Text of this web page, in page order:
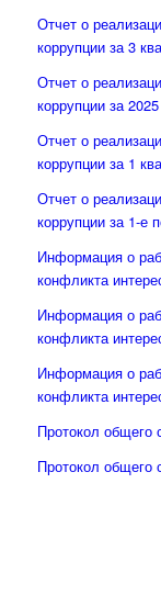
Отчет о
коррупции за 3
Отчет о
коррупции за
Отчет о
коррупции за 1
Отчет о
коррупции за 1-е
Информация о
конфликта
Информация о
конфликта
Информация о
конфликта
Протокол общего
Протокол общего